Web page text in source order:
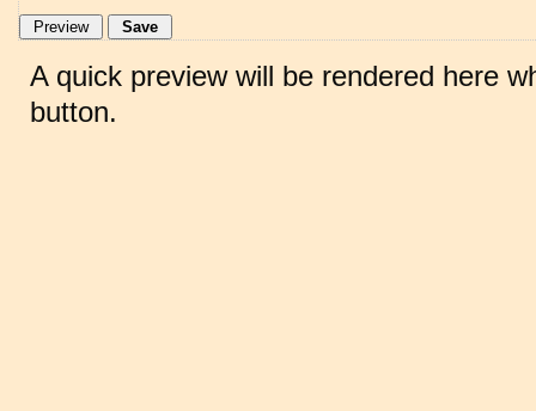
A quick preview will be rendered here
button.